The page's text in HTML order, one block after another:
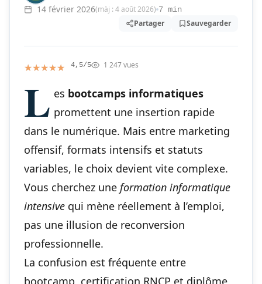
14 février 2026(màj : 4 août 2026) 7 min
Partager Sauvegarder
★★★★★
★★★★★ 4,5/5 1 247 vues
L es bootcamps informatiques
promettent une insertion rapide
dans le numérique. Mais entre marketing
offensif, formats intensifs et statuts
variables, le choix devient vite complexe.
Vous cherchez une formation informatique
intensive qui mène réellement à l’emploi,
pas une illusion de reconversion
professionnelle.
La confusion est fréquente entre
bootcamp, certification RNCP et diplôme.